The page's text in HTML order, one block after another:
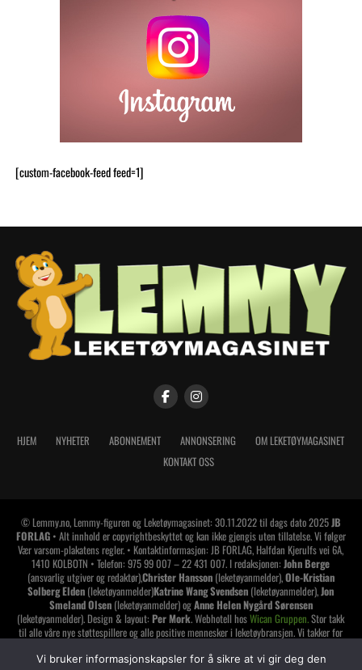
[custom-facebook-feed feed=1]
HJEM NYHETER ABONNEMENT ANNONSERING
OM LEKETØYMAGASINET
KONTAKT OSS
© Lemmy.no, Lemmy-figuren og Leketøymagasinet: 30.11.2022 til dags dato 2025JB
FORLAG• Alt innhold er copyrightbeskyttet og kan ikke gjengis uten tillatelse. Vi følger
Vær varsom-plakatens regler. • Kontaktinformasjon: JB FORLAG, Halfdan Kjerulfs vei 6A,
1410 KOLBOTN • Telefon: 975 99 007 – 22 431 007. I redaksjonen:John Berge
(ansvarlig utgiver og redaktør),Christer Hansson(leketøyanmelder),Ole-Kristian
Solberg Elden (leketøyanmelder)Katrine Wang Svendsen (leketøyanmelder),Jon
Smeland Olsen(leketøyanmelder) ogAnne Helen Nygård Sørensen
(leketøyanmelder). Design & layout:Per Mork. Webhotell hosWican Gruppen.Stor takk
til alle våre nye støttespillere og alle positive mennesker i leketøybransjen. Vi takker for
selv et klapp på skuldrene!
Vi bruker informasjonskapsler for å sikre at vi gir deg den